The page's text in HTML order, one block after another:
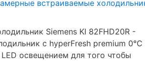
встраиваемые
Siemens KI 82FHD20R -
с hyperFresh premium 0°C
освещением для того чтобы